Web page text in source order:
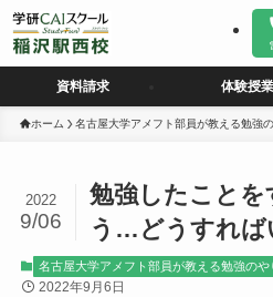
資料請求 体験授業
ホーム 名古屋大学アメフト部員が教える勉強
勉強したことを
う…どうすれ
2022
9/06
名古屋大学アメフト部員が教える勉強のや
2022年9月6日